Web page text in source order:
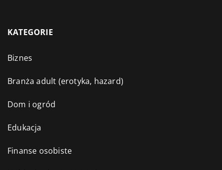
KATEGORIE
Biznes
Branża adult (erotyka, hazard)
Dom i ogród
Edukacja
Finanse osobiste